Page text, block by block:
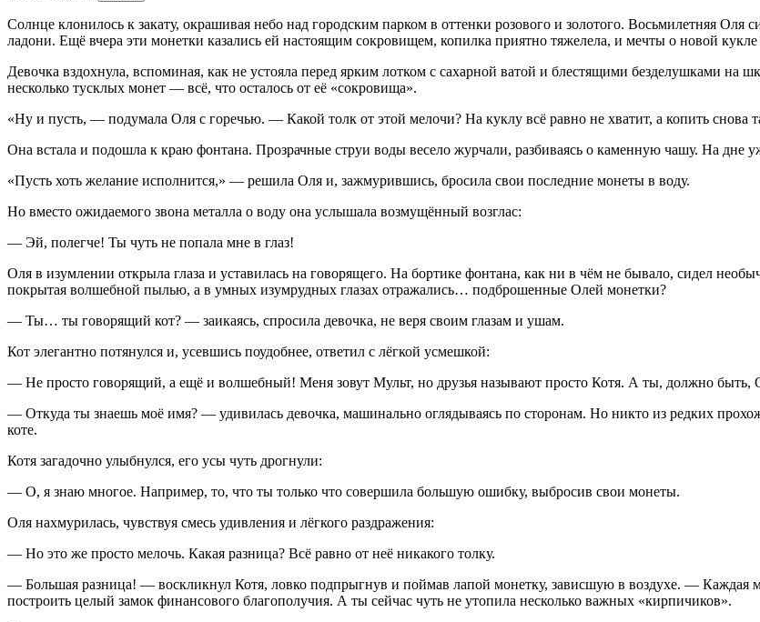
Солнце клонилось к закату, окрашивая небо над городским парком в оттенки розового и золотого. Восьмилетняя Оля
ладони. Ещё вчера эти монетки казались ей настоящим сокровищем, копилка приятно тяжелела, и мечты о новой
Девочка вздохнула, вспоминая, как не устояла перед ярким лотком с сахарной ватой и блестящими безделушками на
несколько тусклых монет — всё, что осталось от её «сокровища».
«Ну и пусть, — подумала Оля с горечью. — Какой толк от этой мелочи? На куклу всё равно не хватит, а копить снова
Она встала и подошла к краю фонтана. Прозрачные струи воды весело журчали, разбиваясь о каменную чашу. На дне
«Пусть хоть желание исполнится,» — решила Оля и, зажмурившись, бросила свои последние монеты в воду.
Но вместо ожидаемого звона металла о воду она услышала возмущённый возглас:
— Эй, полегче! Ты чуть не попала мне в глаз!
Оля в изумлении открыла глаза и уставилась на говорящего. На бортике фонтана, как ни в чём не бывало, сидел
покрытая волшебной пылью, а в умных изумрудных глазах отражались… подброшенные Олей монетки?
— Ты… ты говорящий кот? — заикаясь, спросила девочка, не веря своим глазам и ушам.
Кот элегантно потянулся и, усевшись поудобнее, ответил с лёгкой усмешкой:
— Не просто говорящий, а ещё и волшебный! Меня зовут Мульт, но друзья называют просто Котя. А ты, должно быть,
— Откуда ты знаешь моё имя? — удивилась девочка, машинально оглядываясь по сторонам. Но никто из редких
коте.
Котя загадочно улыбнулся, его усы чуть дрогнули:
— О, я знаю многое. Например, то, что ты только что совершила большую ошибку, выбросив свои монеты.
Оля нахмурилась, чувствуя смесь удивления и лёгкого раздражения:
— Но это же просто мелочь. Какая разница? Всё равно от неё никакого толку.
— Большая разница! — воскликнул Котя, ловко подпрыгнув и поймав лапой монетку, зависшую в воздухе. — Каждая
построить целый замок финансового благополучия. А ты сейчас чуть не утопила несколько важных «кирпичиков».